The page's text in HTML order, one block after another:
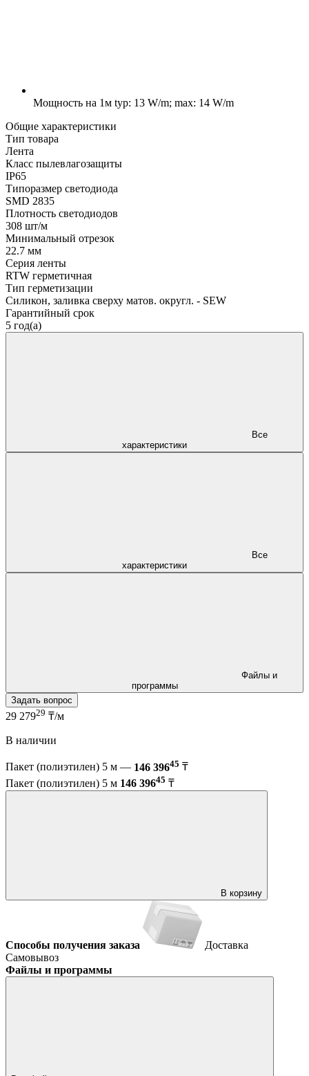
Мощность на 1м typ: 13 W/m; max: 14 W/m
Общие характеристики
Тип товара
Лента
Класс пылевлагозащиты
IP65
Типоразмер светодиода
SMD 2835
Плотность светодиодов
308 шт/м
Минимальный отрезок
22.7 мм
Серия ленты
RTW герметичная
Тип герметизации
Силикон, заливка сверху матов. округл. - SEW
Гарантийный срок
5 год(а)
характеристики
характеристики
программы
Задать вопрос
29 27929 ₸/м
В наличии
Пакет (полиэтилен) 5 м — 146 39645 ₸
Пакет (полиэтилен) 5 м 146 39645 ₸
В корзину
Способы получения заказа
Доставка
Самовывоз
Файлы и программы